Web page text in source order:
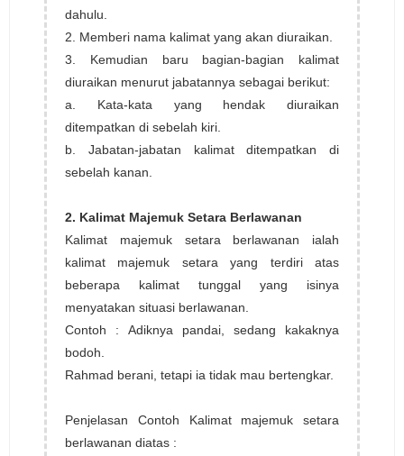
dahulu.
2. Memberi nama kalimat yang akan diuraikan.
3. Kemudian baru bagian-bagian kalimat
diuraikan menurut jabatannya sebagai berikut:
a. Kata-kata yang hendak diuraikan
ditempatkan di sebelah kiri.
b. Jabatan-jabatan kalimat ditempatkan di
sebelah kanan.
2. Kalimat Majemuk Setara Berlawanan
Kalimat majemuk setara berlawanan ialah
kalimat majemuk setara yang terdiri atas
beberapa kalimat tunggal yang isinya
menyatakan situasi berlawanan.
Contoh : Adiknya pandai, sedang kakaknya
bodoh.
Rahmad berani, tetapi ia tidak mau bertengkar.
Penjelasan Contoh Kalimat majemuk setara
berlawanan diatas :